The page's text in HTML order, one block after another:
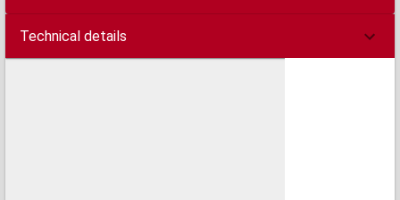
Technical details